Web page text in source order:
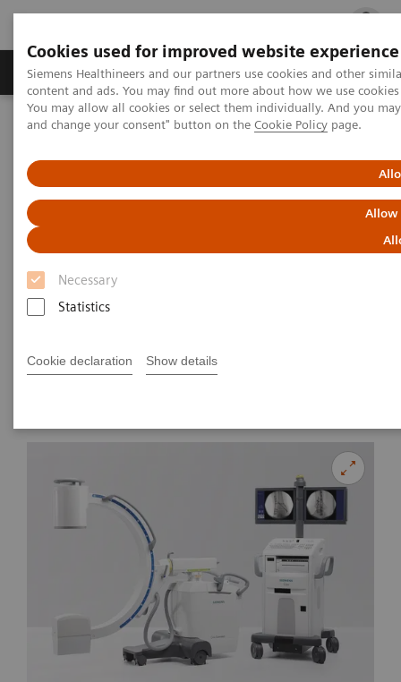
Cookies used for improved website experience
Siemens Healthineers and our partners use cookies and other
content and ads. You may find out more about how we use
You may allow all cookies or select them individually. And you
and change your consent" button on the Cookie Policy page.
Allow
Necessary
Statistics
Cookie declaration Show details
Ürün ve Hizmetler Öne Çıkanlar Sağlık
Siemens Healthineers Türkiye
Tıbbi Görüntüleme
Cios Connect
Günlük cerrahiyi güvenilirlik ile buluşturun